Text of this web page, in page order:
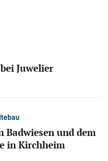
Juwelier
Badwiesen und dem
in Kirchheim